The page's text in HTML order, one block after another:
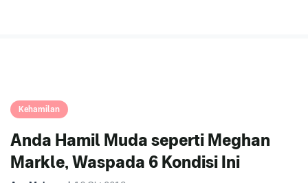
Kehamilan
Anda Hamil Muda seperti Meghan
Markle, Waspada 6 Kondisi Ini